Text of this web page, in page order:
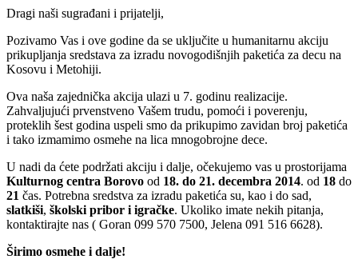
Dragi naši sugrađani i prijatelјi,
Pozivamo Vas i ove godine da se uklјučite u humanitarnu akciju
prikuplјanja sredstava za izradu novogodišnjih paketića za decu na
Kosovu i Metohiji.
Ova naša zajednička akcija ulazi u 7. godinu realizacije.
Zahvalјujući prvenstveno Vašem trudu, pomoći i poverenju,
proteklih šest godina uspeli smo da prikupimo zavidan broj paketića
i tako izmamimo osmehe na lica mnogobrojne dece.
U nadi da ćete podržati akciju i dalјe, očekujemo vas u prostorijama
Kulturnog centra Borovo od 18. do 21. decembra 2014. od 18 do
21 čas. Potrebna sredstva za izradu paketića su, kao i do sad,
slatkiši, školski pribor i igračke. Ukoliko imate nekih pitanja,
kontaktirajte nas ( Goran 099 570 7500, Jelena 091 516 6628).
Širimo osmehe i dalјe!